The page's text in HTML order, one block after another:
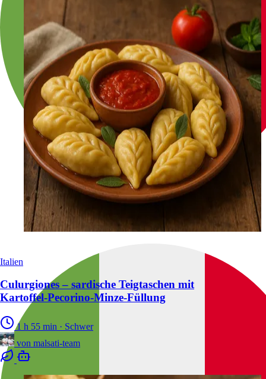
Italien
Culurgiones – sardische Teigtaschen mit
Kartoffel‑Pecorino‑Minze‑Füllung
1 h 55 min · Schwer
von malsati-team